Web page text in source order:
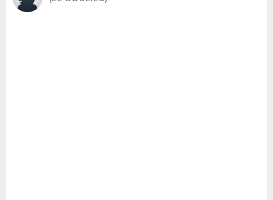
Bricolage
Lifestyle
Culture
Sport
Auto
Television
Voyage
Cinema